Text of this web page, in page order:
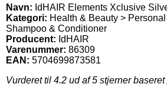
Navn: IdHAIR Elements Xclusive
Kategori: Health & Beauty >
Shampoo & Conditioner
Producent: IdHAIR
Varenummer: 86309
EAN: 5704699873581
Vurderet til 4.2 ud af 5 stjerner baseret